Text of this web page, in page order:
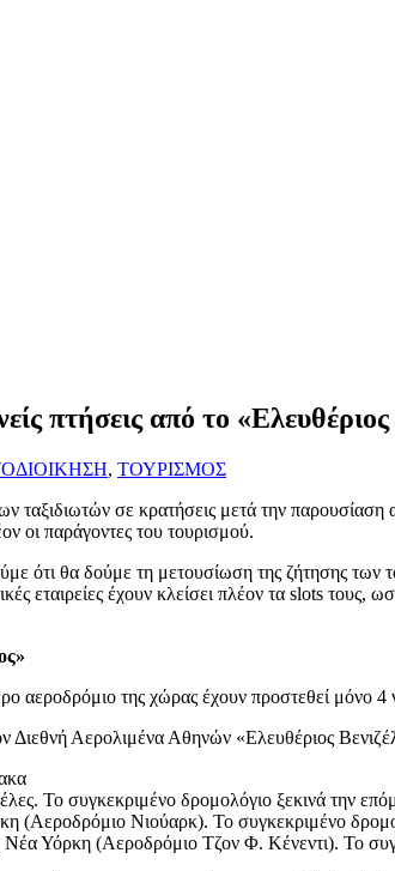
πτήσεις από το
, ΤΟΥΡΙΣΜΟΣ
ταξιδιωτών σε κρατήσεις μετά την παρουσίαση
οι παράγοντες του τουρισμού.
ότι θα δούμε τη μετουσίωση της ζήτησης των
εταιρείες έχουν κλείσει πλέον τα slots
αεροδρόμιο της χώρας έχουν προστεθεί μόνο
Διεθνή Αερολιμένα Αθηνών «Ελευθέριος
Το συγκεκριμένο δρομολόγιο ξεκινά την
(Αεροδρόμιο Νιούαρκ). Το συγκεκριμένο
Υόρκη (Αεροδρόμιο Τζον Φ. Κένεντι). Το